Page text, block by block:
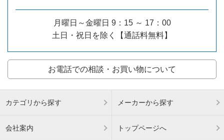
月曜日～金曜日 9：15 ～ 17：00
土日・祝日を除く【通話料無料】
お電話での相談・お買い物について
カテゴリから探す メーカーから探す
会社案内 トップページへ